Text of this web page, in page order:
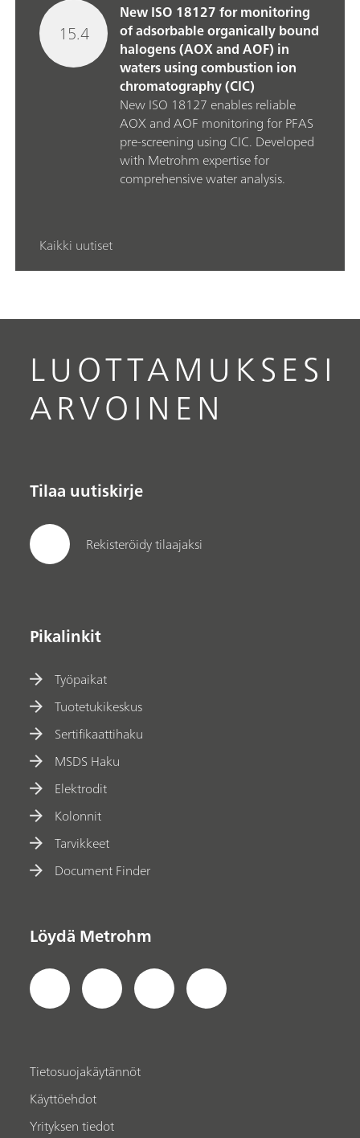
15.4
New ISO 18127 for monitoring
of adsorbable organically bound
halogens (AOX and AOF) in
waters using combustion ion
chromatography (CIC)
New ISO 18127 enables reliable
AOX and AOF monitoring for PFAS
pre‑screening using CIC. Developed
with Metrohm expertise for
comprehensive water analysis.
Kaikki uutiset
LUOTTAMUKSESI
ARVOINEN
Tilaa uutiskirje
Rekisteröidy tilaajaksi
Pikalinkit
Työpaikat
Tuotetukikeskus
Sertifikaattihaku
MSDS Haku
Elektrodit
Kolonnit
Tarvikkeet
Document Finder
Löydä Metrohm
Tietosuojakäytännöt
Käyttöehdot
Yrityksen tiedot